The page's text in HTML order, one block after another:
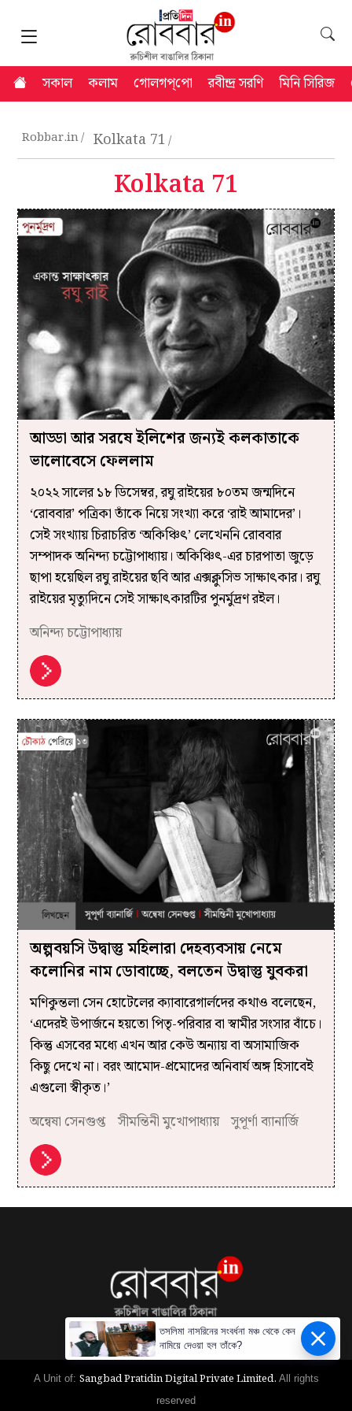
সকাল কলাম গোলগপ্‌পো রবীন্দ্র সরণি মিনি সিরিজ
Robbar.in Kolkata 71
Kolkata 71
আড্ডা আর সরষে ইলিশের জন্যই কলকাতাকে
ভালোবেসে ফেললাম
২০২২ সালের ১৮ ডিসেম্বর, রঘু রাইয়ের ৮০তম জন্মদিনে
‘রোববার’ পত্রিকা ‌তাঁকে নিয়ে সংখ্যা করে ‘রাই আমাদের’।
সেই সংখ্যায় চিরাচরিত ‘অকিঞ্চিৎ’ লেখেননি রোববার
সম্পাদক অনিন্দ্য চট্টোপাধ্যায়। অকিঞ্চিৎ-এর চারপাতা জুড়ে
ছাপা হয়েছিল রঘু রাইয়ের ছবি আর এক্সক্লুসিভ সাক্ষাৎকার। রঘু
রাইয়ের মৃত্যুদিনে সেই সাক্ষাৎকারটির পুনর্মুদ্রণ রইল।
অনিন্দ্য চট্টোপাধ্যায়
অল্পবয়সি উদ্বাস্তু মহিলারা দেহব্যবসায় নেমে
কলোনির নাম ডোবাচ্ছে, বলতেন উদ্বাস্তু যুবকরা
মণিকুন্তলা সেন হোটেলের ক্যাবারেগার্লদের কথাও বলেছেন,
‘এদেরই উপার্জনে হয়তো পিতৃ-পরিবার বা স্বামীর সংসার বাঁচে।
কিন্তু এসবের মধ্যে এখন আর কেউ অন্যায় বা অসামাজিক
কিছু দেখে না। বরং আমোদ-প্রমোদের অনিবার্য অঙ্গ হিসাবেই
এগুলো স্বীকৃত।’
অন্বেষা সেনগুপ্ত সীমন্তিনী মুখোপাধ্যায় সুপূর্ণা ব্যানার্জি
A Unit of: Sangbad Pratidin Digital Private Limited. All rights
reserved
তসলিমা নাসরিনের সংবর্ধনা মঞ্চ থেকে কেন
নামিয়ে দেওয়া হল তাঁকে?